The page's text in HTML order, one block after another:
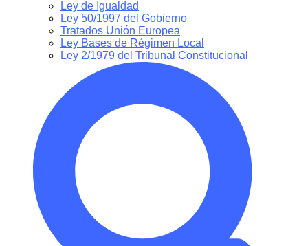
Ley de Igualdad
Ley 50/1997 del Gobierno
Tratados Unión Europea
Ley Bases de Régimen Local
Ley 2/1979 del Tribunal Constitucional